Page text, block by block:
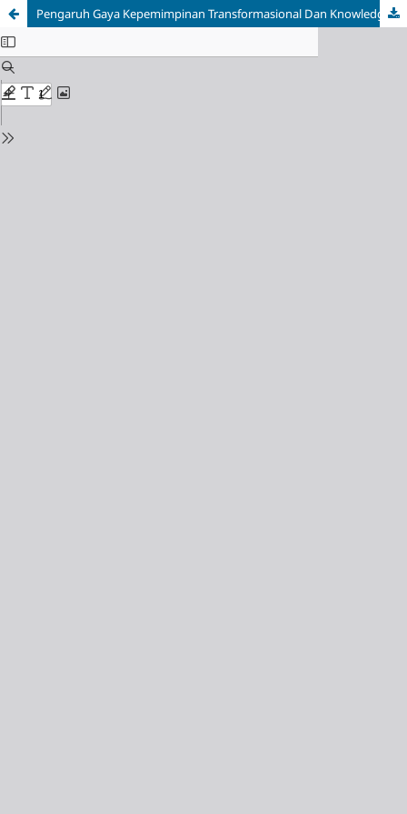
Pengaruh Gaya Kepemimpinan Transformasional Dan Knowledge Sharing Terhadap Kinerja Guru Di SMA Yadika Bandar Lampung